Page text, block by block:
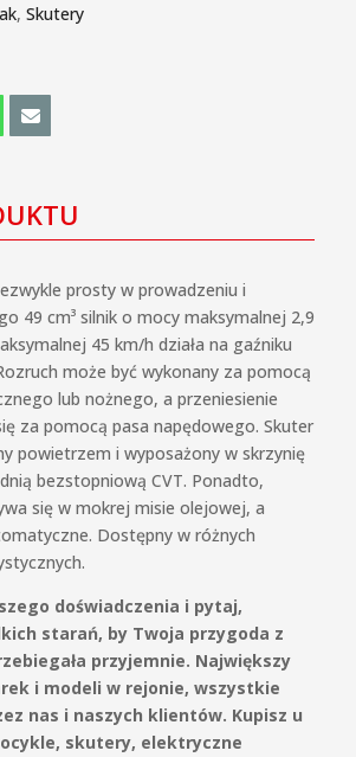
, Skutery
prosty w prowadzeniu i
49 cm³ silnik o mocy maksymalnej 2,9
45 km/h działa na gaźniku
może być wykonany za pomocą
lub nożnego, a przeniesienie
za pomocą pasa napędowego. Skuter
powietrzem i wyposażony w skrzynię
bezstopniową CVT. Ponadto,
się w mokrej misie olejowej, a
Dostępny w różnych
doświadczenia i pytaj,
starań, by Twoja przygoda z
przyjemnie. Największy
i modeli w rejonie, wszystkie
nas i naszych klientów. Kupisz u
skutery, elektryczne